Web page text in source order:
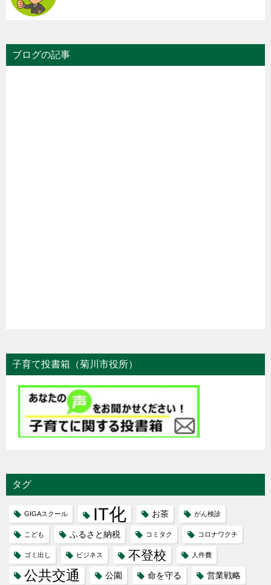
ブログの記事
子育て投書箱（菊川市役所）
タグ
GIGAスクール IT化 お茶 がん検診
こども ふるさと納税 コミタク コロナワクチ
ゴミ出し ビジネス 不登校 人件費
公共交通 公園 命を守る 営業戦略